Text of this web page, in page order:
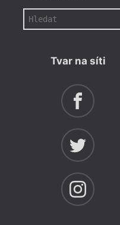
Tvar na síti